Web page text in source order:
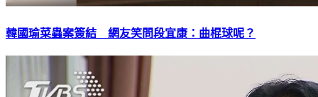
韓國瑜菜蟲案簽結 網友笑問段宜康：曲棍球呢？